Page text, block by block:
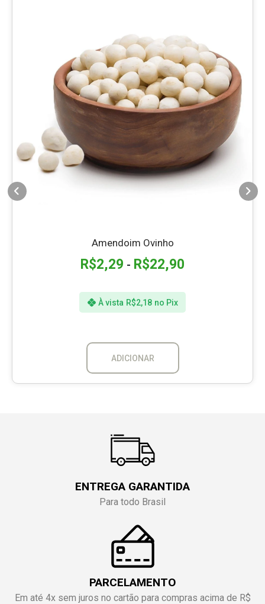
Amendoim Ovinho
R$2,29 - R$22,90
À vista R$2,18 no Pix
ADICIONAR
ENTREGA GARANTIDA
Para todo Brasil
PARCELAMENTO
Em até 4x sem juros no cartão para compras acima de R$